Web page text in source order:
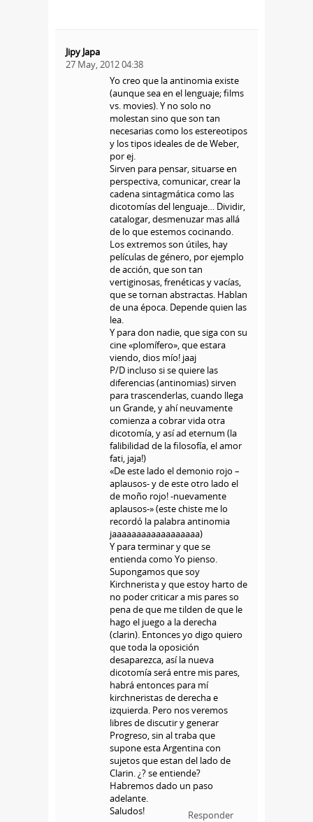
Jipy Japa
27 May, 2012 04:38
Yo creo que la antinomia existe
(aunque sea en el lenguaje; films
vs. movies). Y no solo no
molestan sino que son tan
necesarias como los estereotipos
y los tipos ideales de de Weber,
por ej.
Sirven para pensar, situarse en
perspectiva, comunicar, crear la
cadena sintagmática como las
dicotomías del lenguaje… Dividir,
catalogar, desmenuzar mas allá
de lo que estemos cocinando.
Los extremos son útiles, hay
películas de género, por ejemplo
de acción, que son tan
vertiginosas, frenéticas y vacías,
que se tornan abstractas. Hablan
de una época. Depende quien las
lea.
Y para don nadie, que siga con su
cine «plomífero», que estara
viendo, dios mío! jaaj
P/D incluso si se quiere las
diferencias (antinomias) sirven
para trascenderlas, cuando llega
un Grande, y ahí neuvamente
comienza a cobrar vida otra
dicotomía, y así ad eternum (la
falibilidad de la filosofía, el amor
fati, jaja!)
«De este lado el demonio rojo –
aplausos- y de este otro lado el
de moño rojo! -nuevamente
aplausos-» (este chiste me lo
recordó la palabra antinomia
jaaaaaaaaaaaaaaaaaa)
Y para terminar y que se
entienda como Yo pienso.
Supongamos que soy
Kirchnerista y que estoy harto de
no poder criticar a mis pares so
pena de que me tilden de que le
hago el juego a la derecha
(clarin). Entonces yo digo quiero
que toda la oposición
desaparezca, así la nueva
dicotomía será entre mis pares,
habrá entonces para mí
kirchneristas de derecha e
izquierda. Pero nos veremos
libres de discutir y generar
Progreso, sin al traba que
supone esta Argentina con
sujetos que estan del lado de
Clarin. ¿? se entiende?
Habremos dado un paso
adelante.
Saludos!
Responder